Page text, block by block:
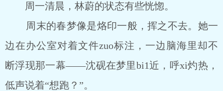
周一清晨，林蔚的状态有些恍惚。
周末的春梦像是烙印一般，挥之不去。她一
边在办公室对着文件zuo标注，一边脑海里却不
断浮现那一幕――沈砚在梦里bi1近，呼xi灼热，
低声说着“想跑？”。